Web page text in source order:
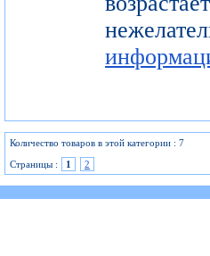
Количество товаров в этой категории : 7
Страницы :
1 2